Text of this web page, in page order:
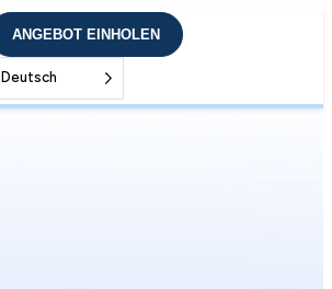
ANGEBOT EINHOLEN
Deutsch